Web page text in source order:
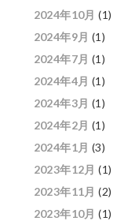
2024年10月 (1)
2024年9月 (1)
2024年7月 (1)
2024年4月 (1)
2024年3月 (1)
2024年2月 (1)
2024年1月 (3)
2023年12月 (1)
2023年11月 (2)
2023年10月 (1)